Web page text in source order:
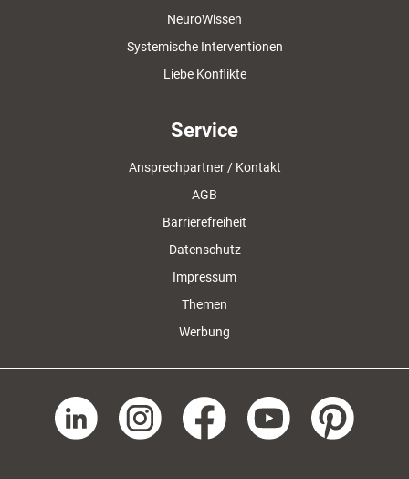
NeuroWissen
Systemische Interventionen
Liebe Konflikte
Service
Ansprechpartner / Kontakt
AGB
Barrierefreiheit
Datenschutz
Impressum
Themen
Werbung